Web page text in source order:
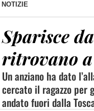
NOTIZIE
Sparisce
ritrovano
Un anziano ha dato
cercato il ragazzo per
andato fuori dalla